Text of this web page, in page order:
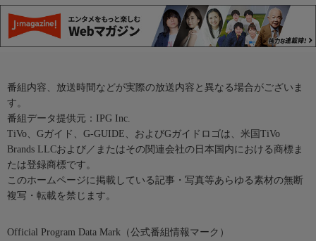
番組内容、放送時間などが実際の放送内容と異なる場合がございま
す。
番組データ提供元：IPG Inc.
TiVo、Gガイド、G-GUIDE、およびGガイドロゴは、米国TiVo
Brands LLCおよび／またはその関連会社の日本国内における商標ま
たは登録商標です。
このホームページに掲載している記事・写真等あらゆる素材の無断
複写・転載を禁じます。
Official Program Data Mark（公式番組情報マーク）